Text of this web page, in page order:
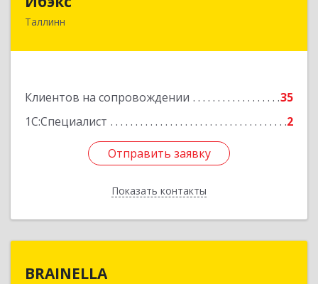
Таллинн
Клиентов на сопровождении
35
1С:Специалист
2
Отправить заявку
Показать контакты
Таллин, 13522, ул. Вабаыхумуузеуми, 5/II - 37
Отправить заявку
Назад
BRAINELLA